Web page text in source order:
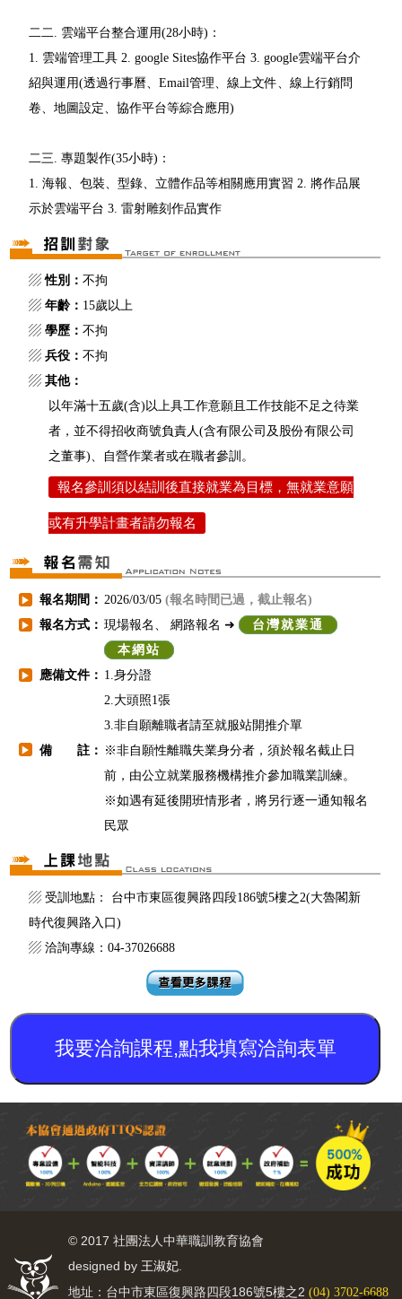
二二. 雲端平台整合運用(28小時)：
1. 雲端管理工具 2. google Sites協作平台 3. google雲端平台介
紹與運用(透過行事曆、Email管理、線上文件、線上行銷問
卷、地圖設定、協作平台等綜合應用)
二三. 專題製作(35小時)：
1. 海報、包裝、型錄、立體作品等相關應用實習 2. 將作品展
示於雲端平台 3. 雷射雕刻作品實作
▨性別： 不拘
▨ 年齡： 15歲以上
▨ 學歷： 不拘
▨ 兵役： 不拘
▨ 其他：
以年滿十五歲(含)以上具工作意願且工作技能不足之待業
者，並不得招收商號負責人(含有限公司及股份有限公司
之董事)、自營作業者或在職者參訓。
報名參訓須以結訓後直接就業為目標，無就業意願
或有升學計畫者請勿報名
▶ 報名期間： 2026/03/05 (報名時間已過，截止報名)
▶ 報名方式： 現場報名、 網路報名 ➜
台灣就業通
本網站
▶ 應備文件： 1.身分證
2.大頭照1張
3.非自願離職者請至就服站開推介單
▶ 備 註： ※非自願性離職失業身分者，須於報名截止日
前，由公立就業服務機構推介參加職業訓練。
※如遇有延後開班情形者，將另行逐一通知報名
民眾
▨ 受訓地點： 台中市東區復興路四段186號5樓之2(大魯閣新
時代復興路入口)
▨ 洽詢專線：04-37026688
我要洽詢課程,點我填寫洽詢表單
© 2017 社團法人中華職訓教育協會
designed by 王淑妃.
地址：台中市東區復興路四段186號5樓之2 (04) 3702-6688